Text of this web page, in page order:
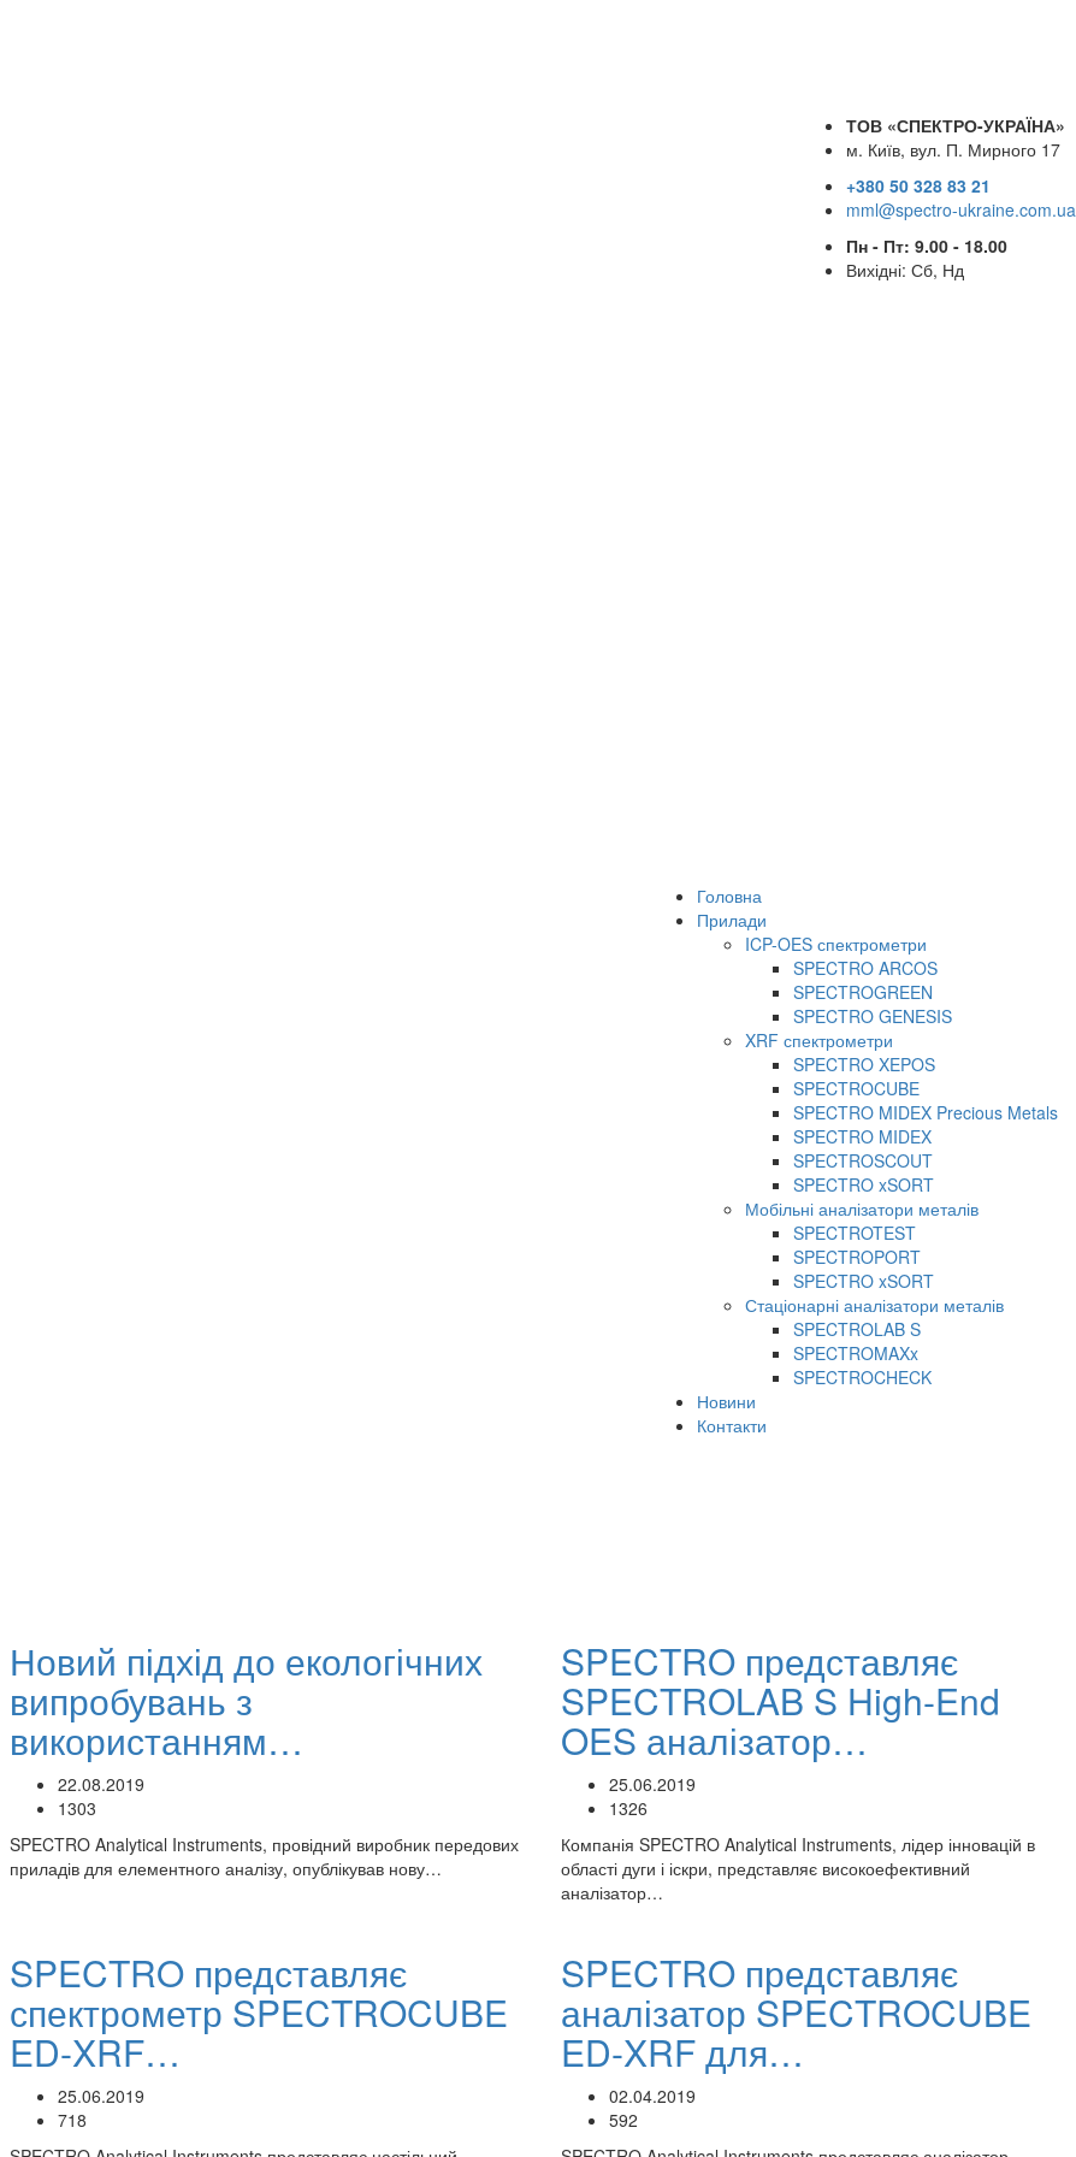
ТОВ «СПЕКТРО-УКРАЇНА»
м. Київ, вул. П. Мирного 17
+380 50 328 83 21
mml@spectro-ukraine.com.ua
Пн - Пт: 9.00 - 18.00
Вихідні: Сб, Нд
Головна
Прилади
ICP-OES спектрометри
SPECTRO ARCOS
SPECTROGREEN
SPECTRO GENESIS
XRF спектрометри
SPECTRO XEPOS
SPECTROCUBE
SPECTRO MIDEX Precious Metals
SPECTRO MIDEX
SPECTROSCOUT
SPECTRO xSORT
Мобільні аналізатори металів
SPECTROTEST
SPECTROPORT
SPECTRO xSORT
Стаціонарні аналізатори металів
SPECTROLAB S
SPECTROMAXx
SPECTROCHECK
Новини
Контакти
Новий підхід до екологічних
випробувань з
використанням…
22.08.2019
1303
SPECTRO Analytical Instruments, провідний виробник передових
приладів для елементного аналізу, опублікував нову…
SPECTRO представляє
SPECTROLAB S High-End
OES аналізатор…
25.06.2019
1326
Компанія SPECTRO Analytical Instruments, лідер інновацій в
області дуги і іскри, представляє високоефективний
аналізатор…
SPECTRO представляє
спектрометр SPECTROCUBE
ED-XRF…
25.06.2019
718
SPECTRO представляє
аналізатор SPECTROCUBE
ED-XRF для…
02.04.2019
592